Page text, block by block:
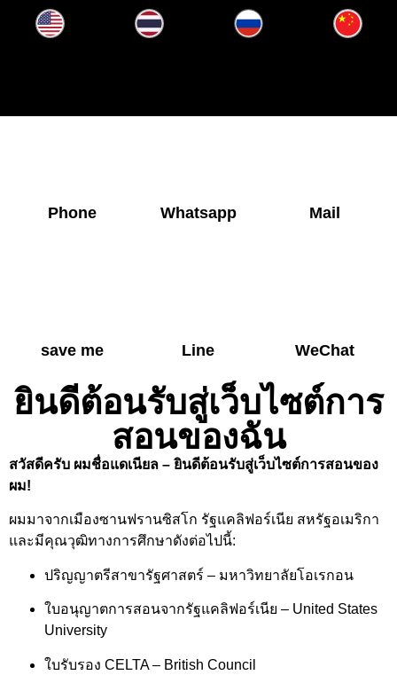
Phone Whatsapp Mail
save me Line WeChat
ยินดีต้อนรับสู่เว็บไซต์การ
สอนของฉัน
สวัสดีครับ ผมชื่อแดเนียล – ยินดีต้อนรับสู่เว็บไซต์การสอนของ
ผม!
ผมมาจากเมืองซานฟรานซิสโก รัฐแคลิฟอร์เนีย สหรัฐอเมริกา
และมีคุณวุฒิทางการศึกษาดังต่อไปนี้:
ปริญญาตรีสาขารัฐศาสตร์ – มหาวิทยาลัยโอเรกอน
ใบอนุญาตการสอนจากรัฐแคลิฟอร์เนีย – United States
University
ใบรับรอง CELTA – British Council